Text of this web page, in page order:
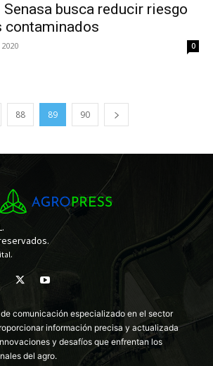
busca reducir riesgo
contaminados
0
88 89 90
.
comunicación especializado en el sector
información precisa y actualizada
y desafíos que enfrentan los
del agro.